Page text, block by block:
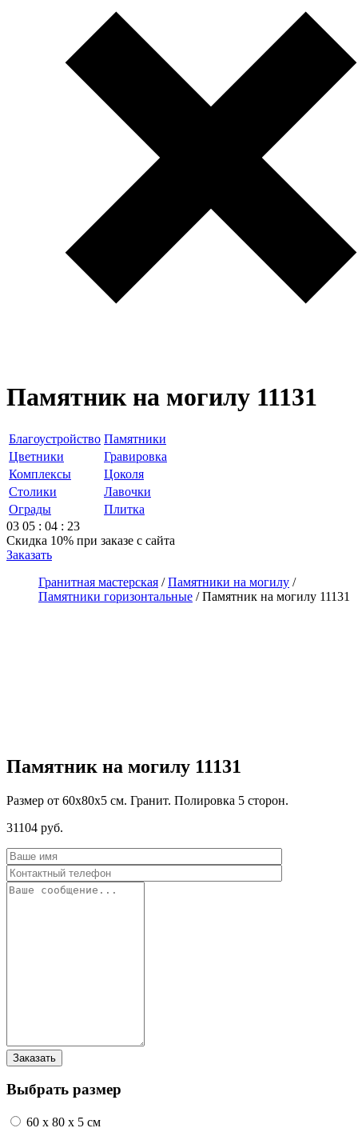
Памятник на могилу 11131
Благоустройство Памятники
Цветники
Гравировка
Комплексы
Цоколя
Столики
Лавочки
Ограды
Плитка
03 05 : 04 : 23
Скидка 10% при заказе с сайта
Заказать
Гранитная мастерская /Памятники на могилу /
Памятники горизонтальные /Памятник на могилу 11131
Памятник на могилу 11131
Размер от 60х80х5 см. Гранит. Полировка 5 сторон.
31104 руб.
Выбрать размер
60 x 80 x 5 см